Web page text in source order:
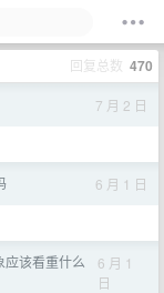
回复总数 470
7 月 2 日
6 月 1 日
应该看重什么
6 月 1
日